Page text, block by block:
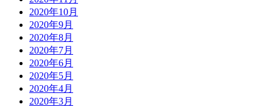
2020年10月
2020年9月
2020年8月
2020年7月
2020年6月
2020年5月
2020年4月
2020年3月